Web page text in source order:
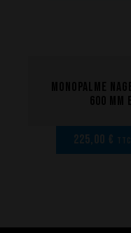
Matériaux et composants
Les étapes de fabrication
Réparations de vos palmes
Monopalme
600
225,00 €